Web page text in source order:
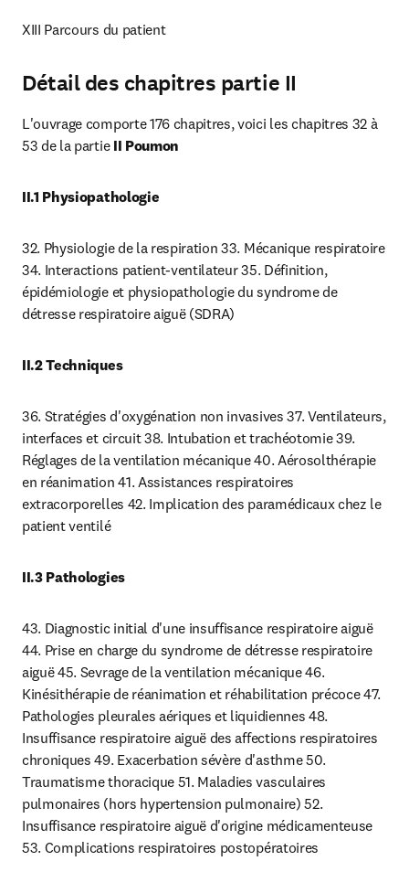
XIII Parcours du patient
Détail des chapitres partie II
L'ouvrage comporte 176 chapitres, voici les chapitres 32 à
53 de la partie II Poumon
II.1 Physiopathologie
32. Physiologie de la respiration 33. Mécanique respiratoire
34. Interactions patient-ventilateur 35. Définition,
épidémiologie et physiopathologie du syndrome de
détresse respiratoire aiguë (SDRA)
II.2 Techniques
36. Stratégies d'oxygénation non invasives 37. Ventilateurs,
interfaces et circuit 38. Intubation et trachéotomie 39.
Réglages de la ventilation mécanique 40. Aérosolthérapie
en réanimation 41. Assistances respiratoires
extracorporelles 42. Implication des paramédicaux chez le
patient ventilé
II.3 Pathologies
43. Diagnostic initial d'une insuffisance respiratoire aiguë
44. Prise en charge du syndrome de détresse respiratoire
aiguë 45. Sevrage de la ventilation mécanique 46.
Kinésithérapie de réanimation et réhabilitation précoce 47.
Pathologies pleurales aériques et liquidiennes 48.
Insuffisance respiratoire aiguë des affections respiratoires
chroniques 49. Exacerbation sévère d'asthme 50.
Traumatisme thoracique 51. Maladies vasculaires
pulmonaires (hors hypertension pulmonaire) 52.
Insuffisance respiratoire aiguë d'origine médicamenteuse
53. Complications respiratoires postopératoires